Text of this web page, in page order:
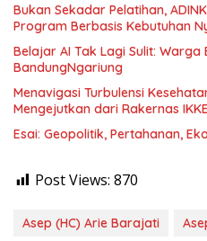
Bukan Sekadar Pelatihan,
Program Berbasis Kebutuhan
Belajar AI Tak Lagi Sulit:
BandungNgariung
Menavigasi Turbulensi
Mengejutkan dari Rakernas
Esai: Geopolitik, Pertahanan,
Post Views: 870
Asep (HC) Arie Barajati